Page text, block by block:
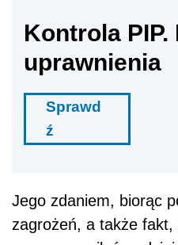
Kontrola PIP.
uprawnienia
ź